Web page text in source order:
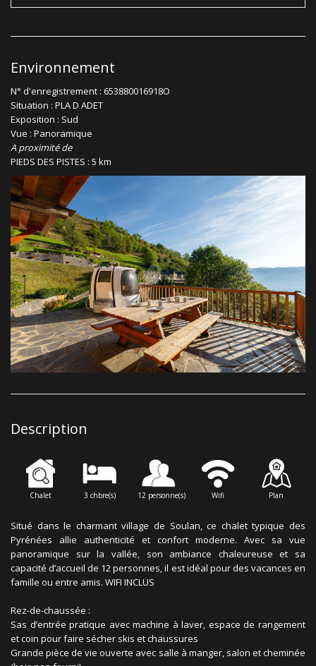
Environnement
N° d'enregistrement : 653880016918O
Situation : PLA D ADET
Exposition : Sud
Vue : Panoramique
A proximité de
PIEDS DES PISTES : 5 km
Description
Chalet 3 chbre(s) 12 personne(s) Wifi Plan
Situé dans le charmant village de Soulan, ce chalet typique des
Pyrénées allie authenticité et confort moderne. Avec sa vue
panoramique sur la vallée, son ambiance chaleureuse et sa
capacité d’accueil de 12 personnes, il est idéal pour des vacances en
famille ou entre amis. WIFI INCLUS
Rez-de-chaussée :
Sas d’entrée pratique avec machine à laver, espace de rangement
et coin pour faire sécher skis et chaussures
Grande pièce de vie ouverte avec salle à manger, salon et cheminée